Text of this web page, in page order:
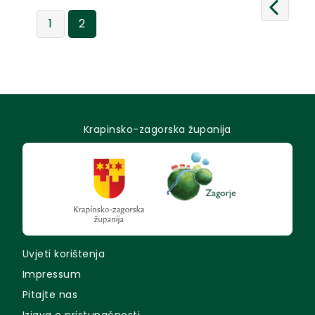
1 2
Krapinsko-zagorska županija
Uvjeti korištenja
Impressum
Pitajte nas